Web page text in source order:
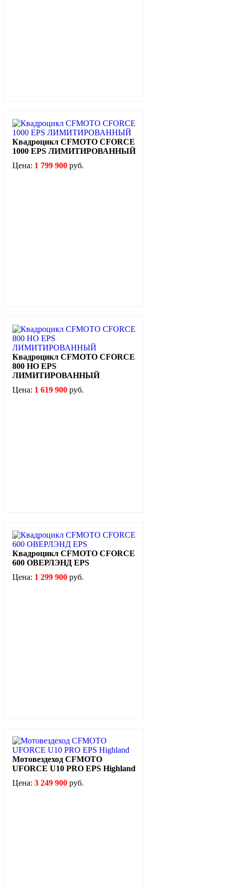
Квадроцикл CFMOTO CFORCE
1000 EPS ЛИМИТИРОВАННЫЙ
Цена: 1 799 900 руб.
Квадроцикл CFMOTO CFORCE
800 HO EPS
ЛИМИТИРОВАННЫЙ
Цена: 1 619 900 руб.
Квадроцикл CFMOTO CFORCE
600 ОВЕРЛЭНД EPS
Цена: 1 299 900 руб.
Мотовездеход CFMOTO
UFORCE U10 PRO EPS Highland
Цена: 3 249 900 руб.